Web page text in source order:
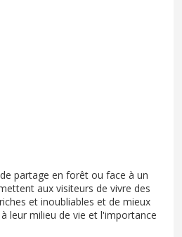
partage en forêt ou face à un
aux visiteurs de vivre des
et inoubliables et de mieux
leur milieu de vie et l'importance